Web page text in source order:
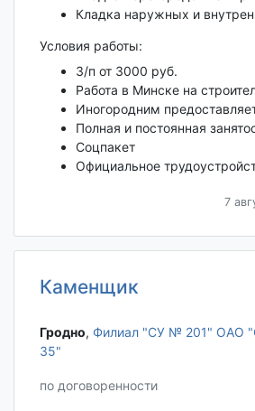
Кладка наружных и
Условия работы:
З/п от 3000 руб.
Работа в Минске на
Иногородним
Полная и постоянная
Соцпакет
Официальное
7
Каменщик
Гродно‎, Филиал "СУ № 201" ОАО
35"
по договоренности